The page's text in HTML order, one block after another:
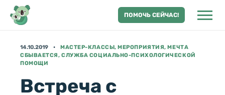
ПОМОЧЬ СЕЙЧАС!
14.10.2019
МАСТЕР-КЛАССЫ, МЕРОПРИЯТИЯ, МЕЧТА
СБЫВАЕТСЯ, СЛУЖБА СОЦИАЛЬНО-ПСИХОЛОГИЧЕСКОЙ
ПОМОЩИ
Встреча с